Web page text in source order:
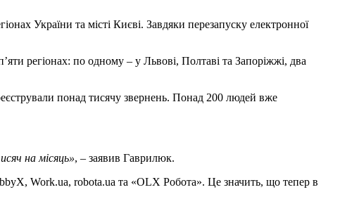
України та місті Києві. Завдяки перезапуску електронної
регіонах: по одному – у Львові, Полтаві та Запоріжжі, два
понад тисячу звернень. Понад 200 людей вже
на місяць», – заявив Гаврилюк.
Work.ua, robota.ua та «OLX Робота». Це значить, що тепер в